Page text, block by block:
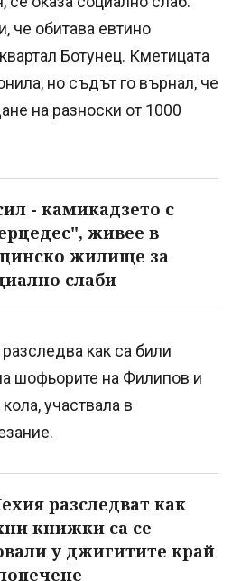
че обитава евтино
Ботунец. Кметицата
но съдът го върнал, че
на разноски от 1000
- камикадзето с
живее в
жилище за
слаби
как са били
шофьорите на Филипов и
участвала в
разследват как
книжки са се
у джигитите край